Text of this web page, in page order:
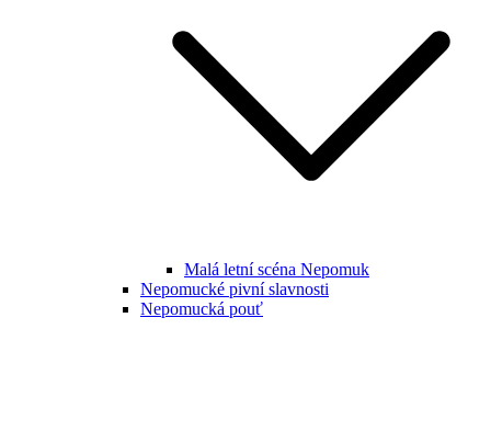
Malá letní scéna Nepomuk
Nepomucké pivní slavnosti
Nepomucká pouť